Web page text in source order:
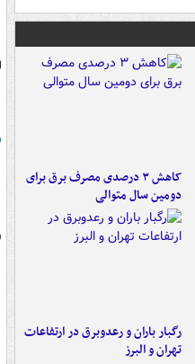
کاهش ۳ درصدی مصرف برق برای
دومین سال متوالی
رگبار باران و رعدوبرق در ارتفاعات
تهران و البرز